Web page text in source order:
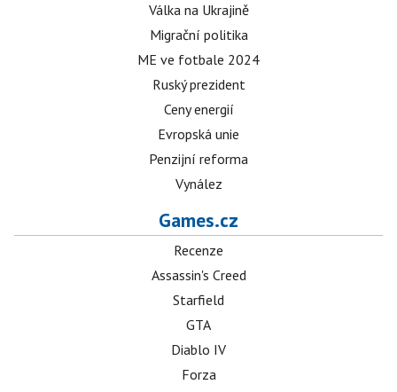
Válka na Ukrajině
Migrační politika
ME ve fotbale 2024
Ruský prezident
Ceny energií
Evropská unie
Penzijní reforma
Vynález
Games.cz
Recenze
Assassin's Creed
Starfield
GTA
Diablo IV
Forza